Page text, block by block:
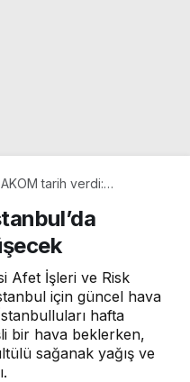
AKOM tarih verdi:
aniden düşecek
Afet İşleri ve Risk
için güncel hava
hafta
bir hava beklerken,
sağanak yağış ve